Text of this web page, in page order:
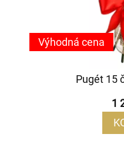
Pugét 15
1
Výhodná cena